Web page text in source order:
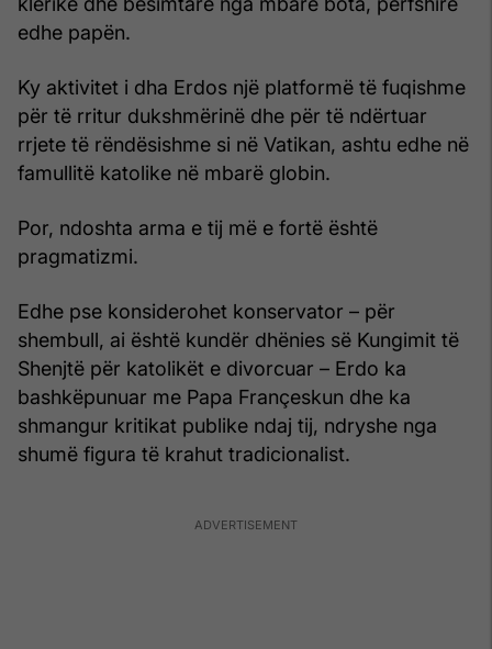
edhe papën.
Ky aktivitet i dha Erdos një platformë të fuqishme
për të rritur dukshmërinë dhe për të ndërtuar
rrjete të rëndësishme si në Vatikan, ashtu edhe në
famullitë katolike në mbarë globin.
Por, ndoshta arma e tij më e fortë është
pragmatizmi.
Edhe pse konsiderohet konservator – për
shembull, ai është kundër dhënies së Kungimit të
Shenjtë për katolikët e divorcuar – Erdo ka
bashkëpunuar me Papa Françeskun dhe ka
shmangur kritikat publike ndaj tij, ndryshe nga
shumë figura të krahut tradicionalist.